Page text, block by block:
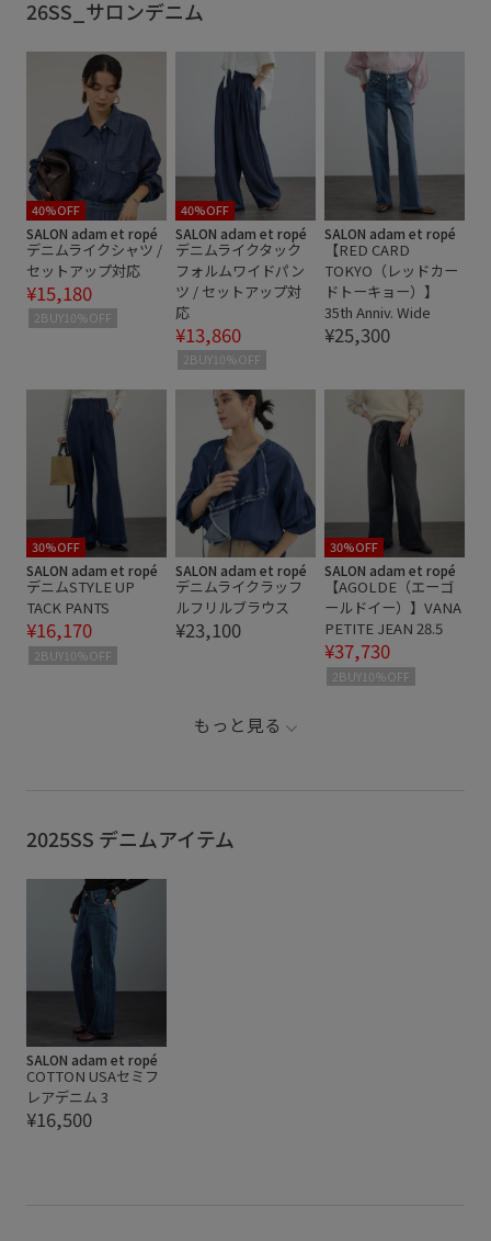
26SS_サロンデニム
40%OFF
SALON adam et ropé
デニムライクシャツ /
セットアップ対応
¥15,180
2BUY10%OFF
40%OFF
SALON adam et ropé
デニムライクタック
フォルムワイドパン
ツ / セットアップ対
応
¥13,860
2BUY10%OFF
SALON adam et ropé
【RED CARD
TOKYO（レッドカー
ドトーキョー）】
35th Anniv. Wide
¥25,300
30%OFF
SALON adam et ropé
デニムSTYLE UP
TACK PANTS
¥16,170
2BUY10%OFF
SALON adam et ropé
デニムライクラッフ
ルフリルブラウス
¥23,100
30%OFF
SALON adam et ropé
【AGOLDE（エーゴ
ールドイー）】VANA
PETITE JEAN 28.5
¥37,730
2BUY10%OFF
もっと見る
2025SS デニムアイテム
SALON adam et ropé
COTTON USAセミフ
レアデニム 3
¥16,500